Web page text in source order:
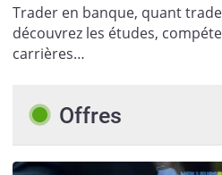
Trader en banque, quant
découvrez les études,
carrières…
Offres